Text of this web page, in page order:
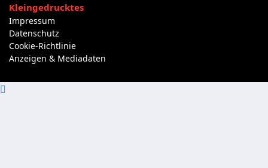
Kleingedrucktes
Impressum
Datenschutz
Cookie-Richtlinie
Anzeigen & Mediadaten